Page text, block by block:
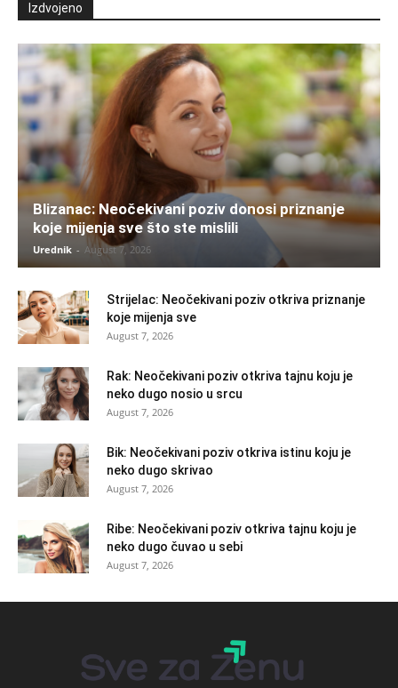
Izdvojeno
Blizanac: Neočekivani poziv donosi priznanje
koje mijenja sve što ste mislili
Urednik - August 7, 2026
Strijelac: Neočekivani poziv otkriva priznanje
koje mijenja sve
August 7, 2026
Rak: Neočekivani poziv otkriva tajnu koju je
neko dugo nosio u srcu
August 7, 2026
Bik: Neočekivani poziv otkriva istinu koju je
neko dugo skrivao
August 7, 2026
Ribe: Neočekivani poziv otkriva tajnu koju je
neko dugo čuvao u sebi
August 7, 2026